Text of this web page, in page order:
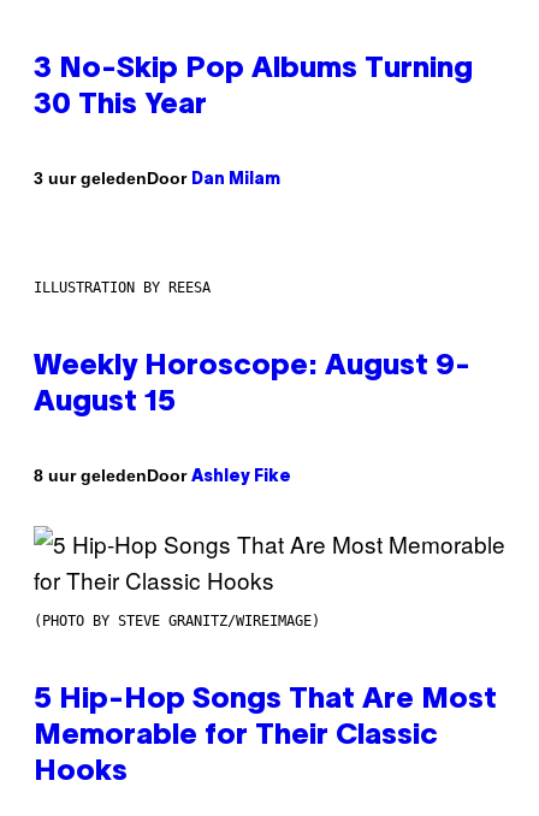
3 No-Skip Pop Albums Turning
30 This Year
3 uur geledenDoor Dan Milam
ILLUSTRATION BY REESA
Weekly Horoscope: August 9-
August 15
8 uur geledenDoor Ashley Fike
(PHOTO BY STEVE GRANITZ/WIREIMAGE)
5 Hip-Hop Songs That Are Most
Memorable for Their Classic
Hooks